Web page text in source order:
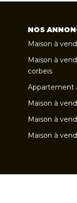
NOS
Maison à
Maison à
corbeis
Appartement
Maison à
Maison à
Maison à